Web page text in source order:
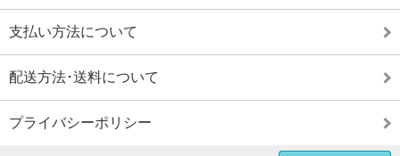
支払い方法について
配送方法･送料について
プライバシーポリシー